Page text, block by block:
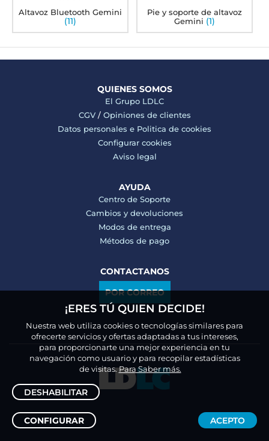
Altavoz Bluetooth Gemini
(11)
Pie y soporte de altavoz
Gemini (1)
QUIENES SOMOS
El Grupo LDLC
CGV/ Opiniones de clientes
Datos personales e Politica de cookies
Configurar cookies
Aviso legal
AYUDA
Centro de Soporte
Cambios y devoluciones
Modos de entrega
Métodos de pago
CONTACTANOS
POR CORREO
¡ERES TÚ QUIEN DECIDE!
Nuestra web utiliza cookies o tecnologías similares para
ofrecerte servicios y ofertas adaptadas a tus intereses,
para proporcionarte una mejor experiencia en tu
navegación como usuario y para recopilar estadísticas
de visitas.Para Saber más.
DESHABILITAR
CONFIGURAR ACEPTO